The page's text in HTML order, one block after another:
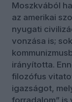
Moszkvából
az amerikai
nyugati
vonzása is;
irányította.
filozófus
igazságot,